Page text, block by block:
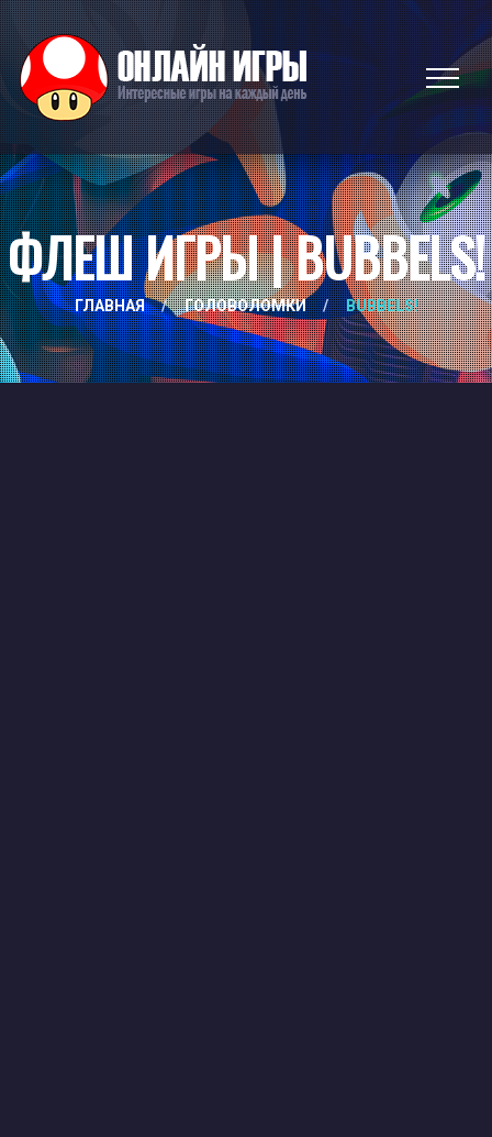
ФЛЕШ ИГРЫ | BUBBELS!
ГЛАВНАЯ / ГОЛОВОЛОМКИ / BUBBELS!